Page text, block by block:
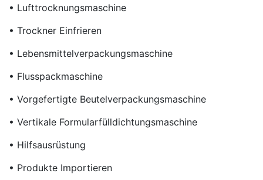
• Lufttrocknungsmaschine
• Trockner Einfrieren
• Lebensmittelverpackungsmaschine
• Flusspackmaschine
• Vorgefertigte Beutelverpackungsmaschine
• Vertikale Formularfülldichtungsmaschine
• Hilfsausrüstung
• Produkte Importieren